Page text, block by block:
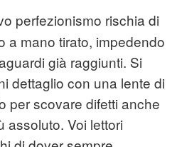
perfezionismo rischia di
a mano tirato, impedendo
già raggiunti. Si
dettaglio con una lente di
per scovare difetti anche
assoluto. Voi lettori